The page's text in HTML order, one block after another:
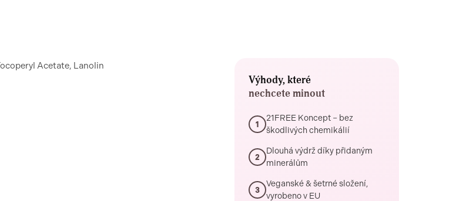
Acetate, Lanolin
Výhody, které
nechcete minout
1
21FREE Koncept – bez
škodlivých chemikálií
2
Dlouhá výdrž díky přidaným
minerálům
3
Veganské & šetrné složení,
vyrobeno v EU